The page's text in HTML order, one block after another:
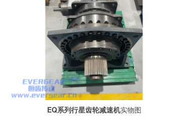
EQ系列行星齿轮减速机实物图